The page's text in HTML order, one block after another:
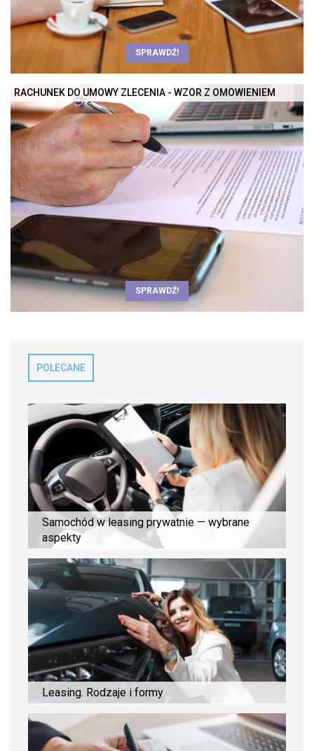
SPRAWDŹ!
RACHUNEK DO UMOWY ZLECENIA - WZÓR Z OMÓWIENIEM
SPRAWDŹ!
POLECANE
Samochód w leasing prywatnie — wybrane
aspekty
Leasing. Rodzaje i formy